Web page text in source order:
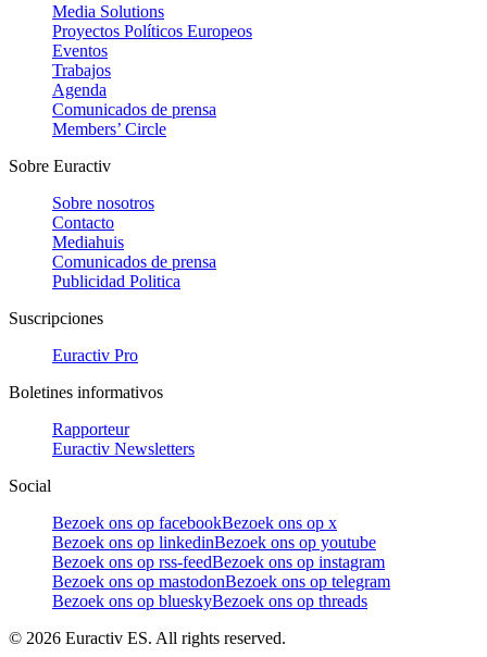
Media Solutions
Proyectos Políticos Europeos
Eventos
Trabajos
Agenda
Comunicados de prensa
Members’ Circle
Sobre Euractiv
Sobre nosotros
Contacto
Mediahuis
Comunicados de prensa
Publicidad Politica
Suscripciones
Euractiv Pro
Boletines informativos
Rapporteur
Euractiv Newsletters
Social
Bezoek ons op facebookBezoek ons op x
Bezoek ons op linkedinBezoek ons op youtube
Bezoek ons op rss-feedBezoek ons op instagram
Bezoek ons op mastodonBezoek ons op telegram
Bezoek ons op blueskyBezoek ons op threads
© 2026 Euractiv ES. All rights reserved.